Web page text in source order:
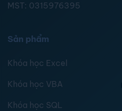
MST: 0315976395
Sản phẩm
Khóa học Excel
Khóa học VBA
Khóa học SQL